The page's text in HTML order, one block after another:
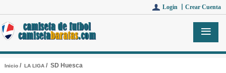
Login 丨 Crear Cuenta
Inicio/ LA LIGA/ SD Huesca